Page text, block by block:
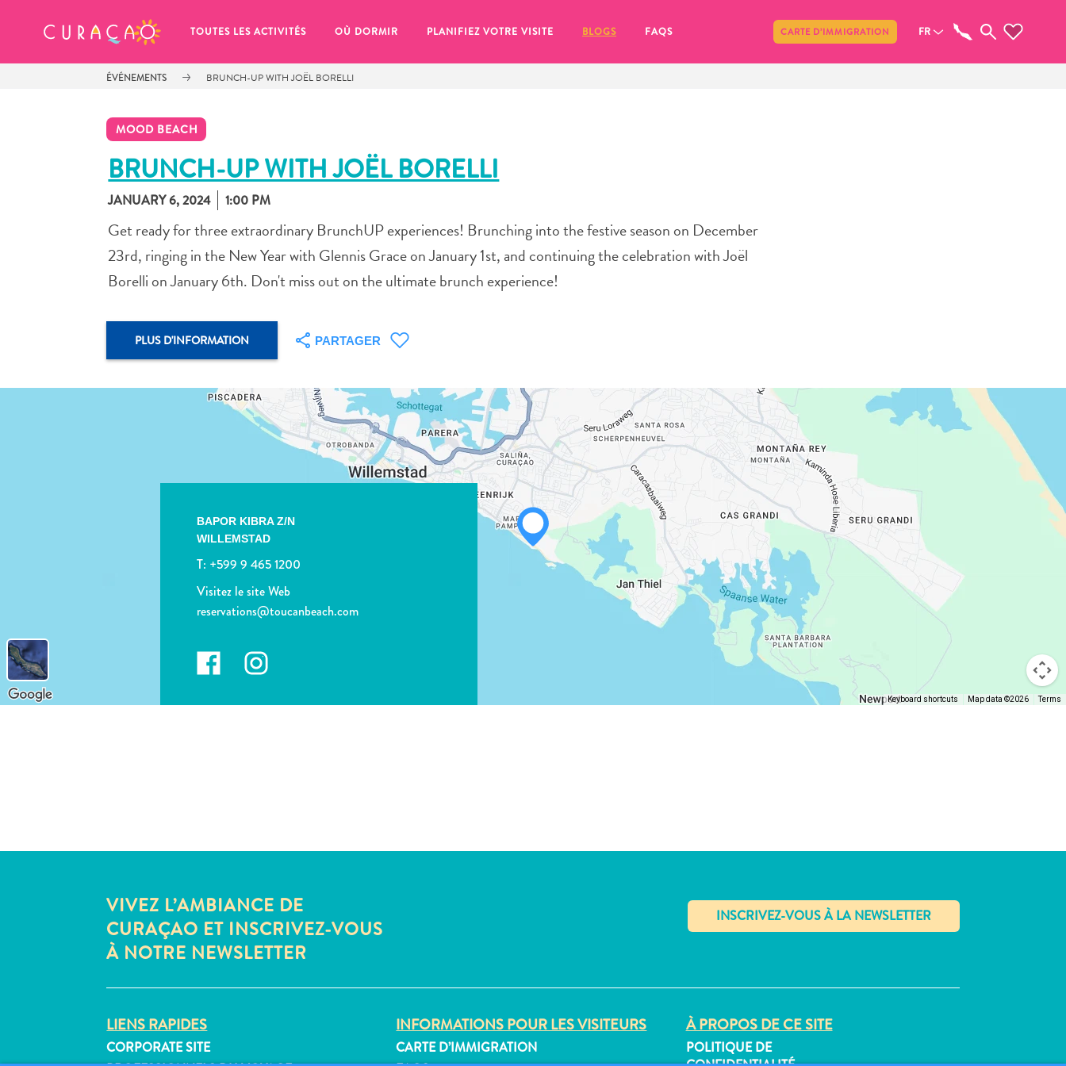
TOUTES LES ACTIVITÉS OÙ DORMIR PLANIFIEZ VOTRE VISITE BLOGS FAQS CARTE D’IMMIGRATION FR
ÉVÉNEMENTS BRUNCH-UP WITH JOËL BORELLI
MOOD BEACH
BRUNCH-UP WITH JOËL BORELLI
JANUARY 6, 2024 1:00 PM
Get ready for three extraordinary BrunchUP experiences! Brunching into the festive season on December
23rd, ringing in the New Year with Glennis Grace on January 1st, and continuing the celebration with Joël
Borelli on January 6th. Don't miss out on the ultimate brunch experience!
PLUS D'INFORMATION PARTAGER
BAPOR KIBRA Z/N
WILLEMSTAD
T: +599 9 465 1200
Visitez le site Web
reservations@toucanbeach.com
Keyboard shortcuts Map data ©2026 Terms
VIVEZ L’AMBIANCE DE
CURAÇAO ET INSCRIVEZ-VOUS
À NOTRE NEWSLETTER
✕
LIENS RAPIDES
CORPORATE SITE
INFORMATIONS POUR LES VISITEURS
CARTE D’IMMIGRATION
À PROPOS DE CE SITE
POLITIQUE DE
MES FAVORIS Partager
It looks like you haven’t saved any
Chaque fois que vous souhaitez enregistrer quelque chose pour plus tard, assurez-vous de cliquer sur le